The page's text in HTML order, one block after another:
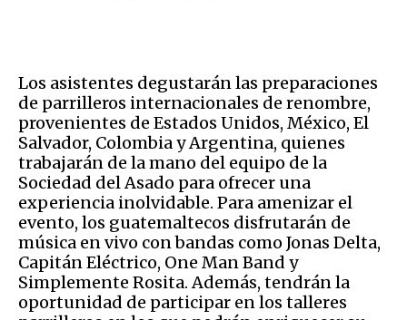
Los asistentes degustarán las preparaciones
de parrilleros internacionales de renombre,
provenientes de Estados Unidos, México, El
Salvador, Colombia y Argentina, quienes
trabajarán de la mano del equipo de la
Sociedad del Asado para ofrecer una
experiencia inolvidable. Para amenizar el
evento, los guatemaltecos disfrutarán de
música en vivo con bandas como Jonas Delta,
Capitán Eléctrico, One Man Band y
Simplemente Rosita. Además, tendrán la
oportunidad de participar en los talleres